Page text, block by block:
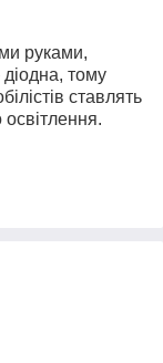
руками,
діодна, тому
ставлять
освітлення.